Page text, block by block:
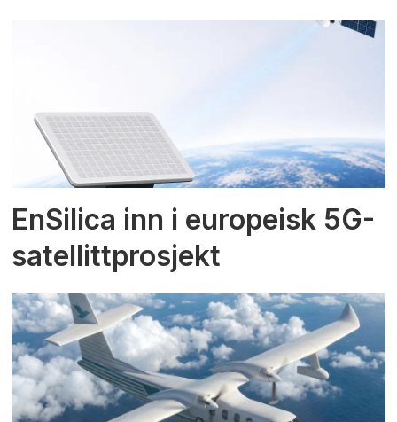
EnSilica inn i europeisk 5G-
satellittprosjekt